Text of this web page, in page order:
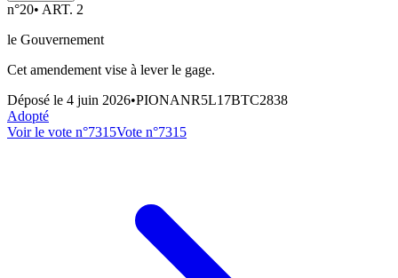
n°20• ART. 2
le Gouvernement
Cet amendement vise à lever le gage.
Déposé le 4 juin 2026•PIONANR5L17BTC2838
Adopté
Voir le vote n°7315Vote n°7315